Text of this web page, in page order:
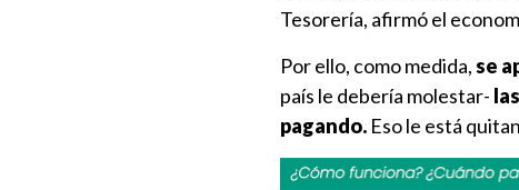
Tesorería, afirmó el
Por ello, como medida,se
país le debería molestar-
pagando. Eso le está